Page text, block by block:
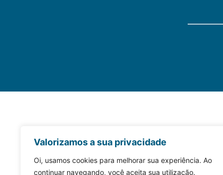
Valorizamos a sua privacidade
Oi, usamos cookies para melhorar sua experiência. Ao
continuar navegando, você aceita sua utilização.